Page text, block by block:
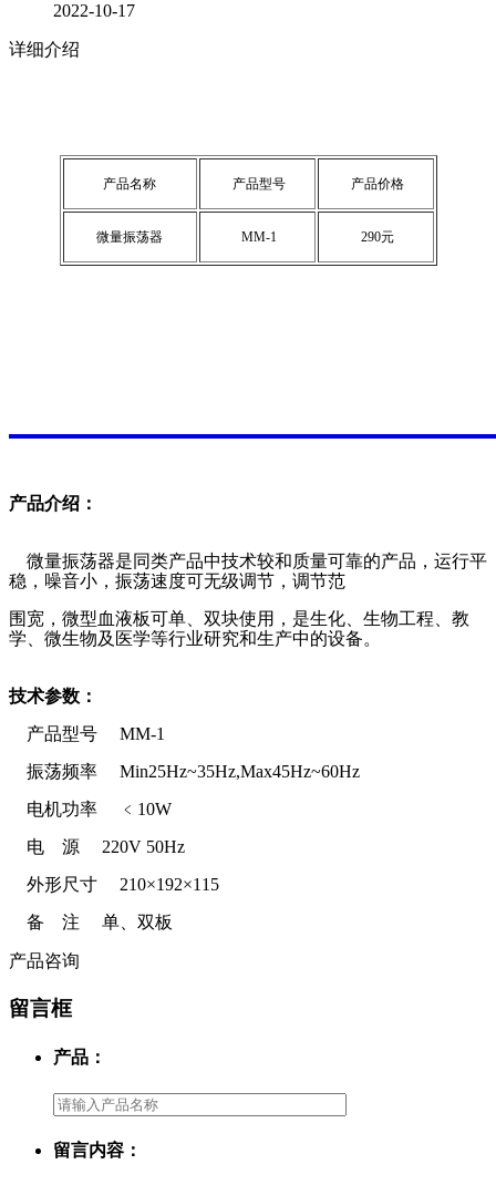
2022-10-17
详细介绍
产品名称 产品型号 产品价格
微量振荡器 MM-1 290元
产品介绍：
微量振荡器是同类产品中技术较和质量可靠的产品，运行平
稳，噪音小，振荡速度可无级调节，调节范
围宽，微型血液板可单、双块使用，是生化、生物工程、教
学、微生物及医学等行业研究和生产中的设备。
技术参数：
产品型号 MM-1
振荡频率 Min25Hz~35Hz,Max45Hz~60Hz
电机功率 ﹤10W
电 源 220V 50Hz
外形尺寸 210×192×115
备 注 单、双板
产品咨询
留言框
产品：
留言内容：